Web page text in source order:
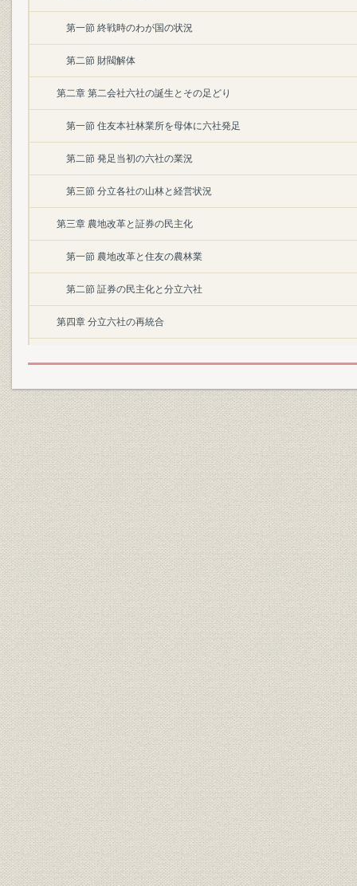
第一節 終戦時のわが国の状況
第二節 財閥解体
第二章 第二会社六社の誕生とその足どり
第一節 住友本社林業所を母体に六社発足
第二節 発足当初の六社の業況
第三節 分立各社の山林と経営状況
第三章 農地改革と証券の民主化
第一節 農地改革と住友の農林業
第二節 証券の民主化と分立六社
第四章 分立六社の再統合
第二節 東邦農林と四国林業の合併
第二部 高度経済成長期と事業の拡大(昭和三十~五十年)
第一章 新生住友林業の発足(昭和三十年代)
第一節 戦後経済からの離陸と高度経済成長時代の幕開け
第二節 新生住友林業の概要
第三節 旺盛な需要に対応
第四節 新規事業への模索
第二章 事業の多角化を目指す(昭和四十年代)
第一節 驚異の経済成長とその終焉
第二節 業容の拡充―住宅事業への助走
第三節 森林政策と経営山林の動き
第四節 その他の事業および業況の推移
第三部 減速経済への対応と事業の再構築(昭和五十~六十二年)
第一章 経営環境の激変と木材関連業界の動向
第一節 減速経済下の世界経済と日本経済
第二節 木材関連産業および住宅産業の概況